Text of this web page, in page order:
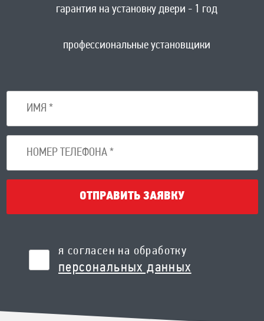
гарантия на установку двери - 1 год
профессиональные установщики
ОТПРАВИТЬ ЗАЯВКУ
я согласен на обработку
персональных данных